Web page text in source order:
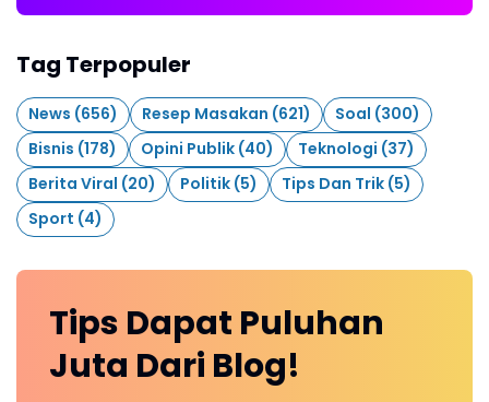
Tag Terpopuler
News (656) Resep Masakan (621) Soal (300)
Bisnis (178) Opini Publik (40) Teknologi (37)
Berita Viral (20) Politik (5) Tips Dan Trik (5)
Sport (4)
Tips Dapat Puluhan
Juta Dari Blog!